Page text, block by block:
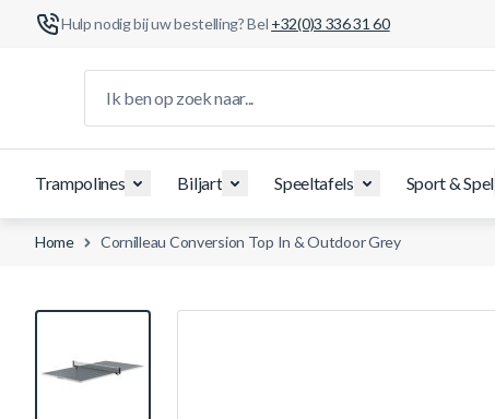
Hulp nodig bij uw bestelling? Bel +32(0)3 336 31 60
Trampolines Biljart Speeltafels Sport & Spel
Home Cornilleau Conversion Top In & Outdoor Grey
View larger image